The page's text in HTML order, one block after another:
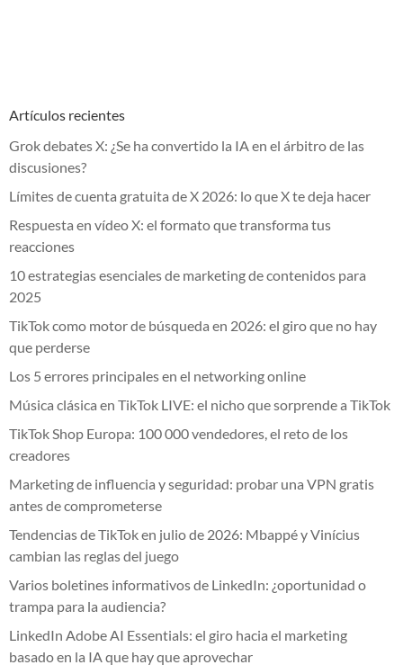
Artículos recientes
Grok debates X: ¿Se ha convertido la IA en el árbitro de las
discusiones?
Límites de cuenta gratuita de X 2026: lo que X te deja hacer
Respuesta en vídeo X: el formato que transforma tus
reacciones
10 estrategias esenciales de marketing de contenidos para
2025
TikTok como motor de búsqueda en 2026: el giro que no hay
que perderse
Los 5 errores principales en el networking online
Música clásica en TikTok LIVE: el nicho que sorprende a TikTok
TikTok Shop Europa: 100 000 vendedores, el reto de los
creadores
Marketing de influencia y seguridad: probar una VPN gratis
antes de comprometerse
Tendencias de TikTok en julio de 2026: Mbappé y Vinícius
cambian las reglas del juego
Varios boletines informativos de LinkedIn: ¿oportunidad o
trampa para la audiencia?
LinkedIn Adobe AI Essentials: el giro hacia el marketing
basado en la IA que hay que aprovechar